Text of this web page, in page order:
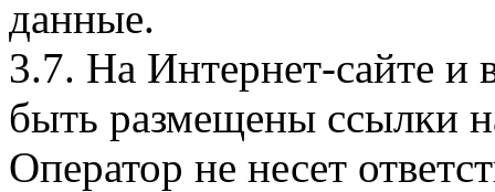
данные.
3.7. На Интернет-сайте
быть размещены ссылки
Оператор не несет